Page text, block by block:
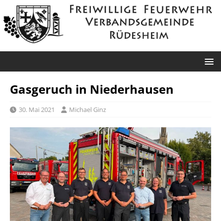
Gasgeruch in Niederhausen
30. Mai 2021 Michael Ginz